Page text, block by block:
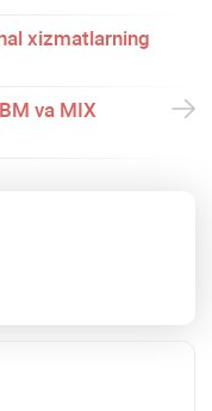
хizmatlarning
va MIX